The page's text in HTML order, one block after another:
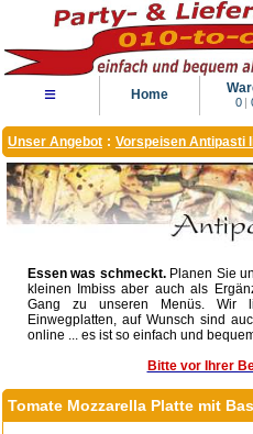
≡ Home 0 |
Unser Angebot : Vorspeisen Antipasti
Essen was schmeckt.Planen Sie
kleinen Imbiss aber auch als
Gang zu unseren Menüs. Wir
Einwegplatten, auf Wunsch sind
online ... es ist so einfach und
Bitte vor Ihrer
Tomate Mozzarella Platte mit